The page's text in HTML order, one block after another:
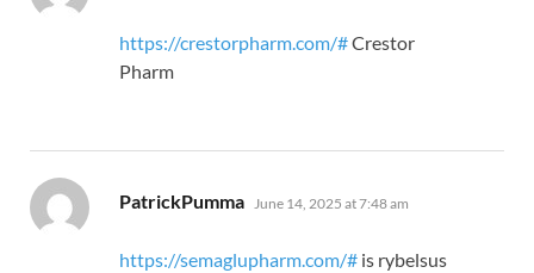
https://crestorpharm.com/#Crestor
Pharm
PatrickPumma says:
June 14, 2025 at 7:48 am
https://semaglupharm.com/# is rybelsus